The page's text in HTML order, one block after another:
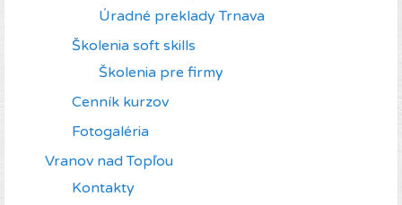
Úradné preklady Trnava
Školenia soft skills
Školenia pre firmy
Cenník kurzov
Fotogaléria
Vranov nad Topľou
Kontakty